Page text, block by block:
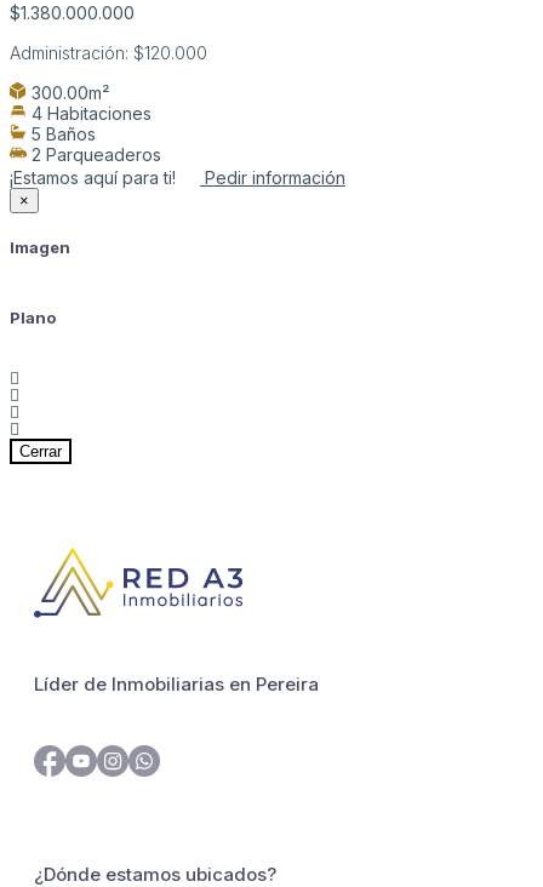
$1.380.000.000
Administración: $120.000
300.00m²
4 Habitaciones
5 Baños
2 Parqueaderos
¡Estamos aquí para ti!
Pedir información
×
Imagen
Plano
Cerrar
Líder de Inmobiliarias en Pereira
¿Dónde estamos ubicados?